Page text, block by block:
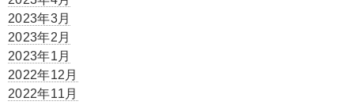
2023年3月
2023年2月
2023年1月
2022年12月
2022年11月